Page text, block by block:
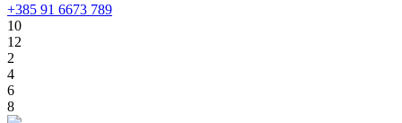
+385 91 6673 789
10
12
2
4
6
8